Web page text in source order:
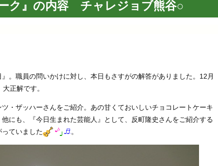
ク』の内容 チャレジョブ熊谷○
。職員の問いかけに対し、本日もさすがの解答がありました。12月
正解です。
・ザッハーさんをご紹介。あの甘くておいしいチョコレートケーキ
にも、『今日生まれた芸能人』として、反町隆史さんをご紹介する
ていました
。